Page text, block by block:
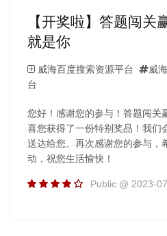
【开奖啦】答题闯关
就是你
威海百度搜索资源平台
威
台
您好！感谢您的参与！答题闯关
喜您获得了一份特别奖品！我们
送达给您。再次感谢您的参与，
动，祝您生活愉快！
Public @ 2023-